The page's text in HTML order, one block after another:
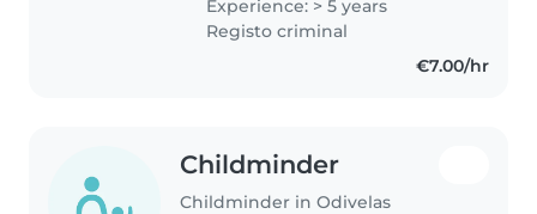
Experience: > 5 years
Registo criminal
€7.00/hr
Childminder
Childminder in Odivelas